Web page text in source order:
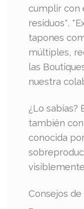
cumplir con
residuos*.
tapones
múltiples,
las
nuestra
¿Lo sabías?
también
conocida
Consejos